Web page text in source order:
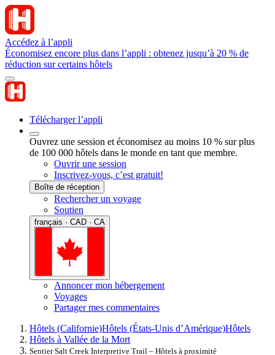
Accédez à l’appli
Économisez encore plus dans l’appli : obtenez jusqu’à 20 % de
réduction sur certains hôtels
Télécharger l’appli
Ouvrez une session et économisez au moins 10 % sur plus
de 100 000 hôtels dans le monde en tant que membre.
Ouvrir une session
Inscrivez-vous, c’est gratuit!
Boîte de réception
Rechercher un voyage
Soutien
français · CAD · CA
Annoncer mon hébergement
Voyages
Partager mes commentaires
Hôtels (Californie)Hôtels (États-Unis d’Amérique)Hôtels
Hôtels à Vallée de la Mort
Sentier Salt Creek Interpretive Trail – Hôtels à proximité